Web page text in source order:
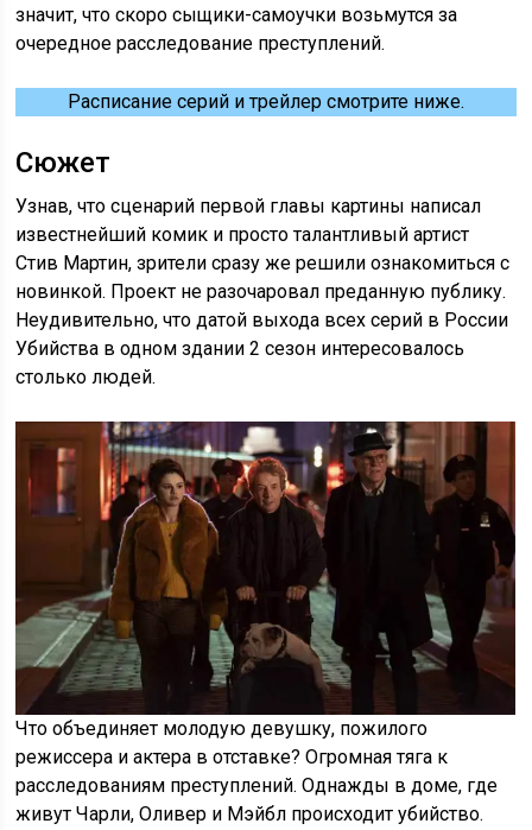
значит, что скоро сыщики-самоучки возьмутся за
очередное расследование преступлений.
Расписание серий и трейлер смотрите ниже.
Сюжет
Узнав, что сценарий первой главы картины написал
известнейший комик и просто талантливый артист
Стив Мартин, зрители сразу же решили ознакомиться с
новинкой. Проект не разочаровал преданную публику.
Неудивительно, что датой выхода всех серий в России
Убийства в одном здании 2 сезон интересовалось
столько людей.
Что объединяет молодую девушку, пожилого
режиссера и актера в отставке? Огромная тяга к
расследованиям преступлений. Однажды в доме, где
живут Чарли, Оливер и Мэйбл происходит убийство.